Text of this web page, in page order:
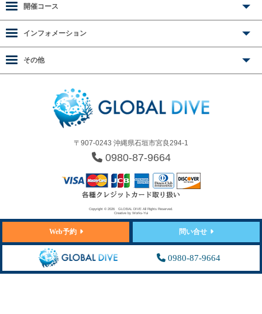
〒907-0243 沖縄県石垣市宮良294-1
0980-87-9664
開催コース
インフォメーション
その他
Copyright © 2026 GLOBAL DIVE All Rights Reserved.
Creative by Works-Yui
Web予約 問い合せ
0980-87-9664